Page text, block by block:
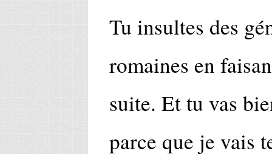
Tu insultes des
romaines en
suite. Et tu vas
parce que je vais